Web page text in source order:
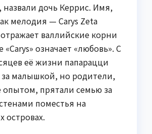
назвали дочь Керрис. Имя,
мелодия — Carys Zeta
валлийские корни
«Carys» означает «любовь». С
её жизни папарацци
за малышкой, но родители,
опытом, прятали семью за
поместья на
островах.